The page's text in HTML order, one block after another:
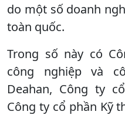
do một số doanh
toàn quốc.
Trong số này có
công nghiệp và
Deahan, Công ty
Công ty cổ phần Kỹ